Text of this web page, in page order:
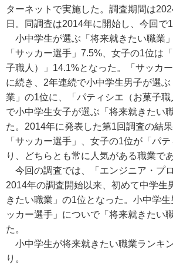
ターネットで実施した。調査期間は
日。同調査は2014年に開始し、今回で
小中学生が選ぶ「将来就きたい職業
「サッカー選手」7.5%、女子の1位は
子職人）」14.1%となった。「サッカ
に続き、2年連続で小中学生男子が選
業」の1位に、「パティシエ（お菓子
で小中学生女子が選ぶ「将来就きたい
た。2014年に発表した第1回調査の結
「サッカー選手」、女子の1位が「パ
り、どちらとも常に人気がある職業で
今回の調査では、「エンジニア・プロ
2014年の調査開始以来、初めて中学生
きたい職業」の1位となった。小中学
ッカー選手」についで「将来就きたい
た。
小中学生が将来就きたい職業ランキ
り。